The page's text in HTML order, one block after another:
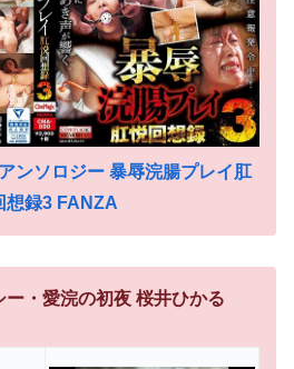
ンソロジー 暴辱浣腸プレイ肛
想録3 FANZA
ー・愛浣の初夜 桜井ひかる